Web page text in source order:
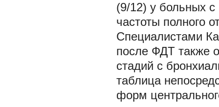
(9/12) у больных
частоты полного
Специалистами
после ФДТ также
стадий с
таблица
форм